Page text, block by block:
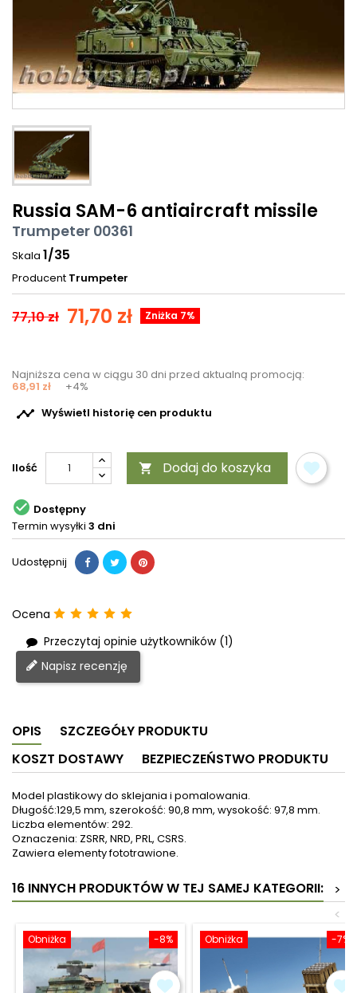
Russia SAM-6 antiaircraft missile
Trumpeter 00361
Skala 1/35
Producent Trumpeter
77,10 zł 71,70 zł Zniżka 7%
Najniższa cena w ciągu 30 dni przed aktualną promocją:
68,91 zł +4%
 Wyświetl historię cen produktu
Ilość  Dodaj do koszyka
 Dostępny
Termin wysyłki 3 dni
Udostępnij
Ocena
Przeczytaj opinie użytkowników (1)
Napisz recenzję
OPIS
SZCZEGÓŁY PRODUKTU
KOSZT DOSTAWY
BEZPIECZEŃSTWO PRODUKTU
Model plastikowy do sklejania i pomalowania.
Długość:129,5 mm, szerokość: 90,8 mm, wysokość: 97,8 mm.
Liczba elementów: 292.
Oznaczenia: ZSRR, NRD, PRL, CSRS.
Zawiera elementy fototrawione.
16 INNYCH PRODUKTÓW W TEJ SAMEJ KATEGORII:
>
<
-8%
Obniżka -7%
Obniżka